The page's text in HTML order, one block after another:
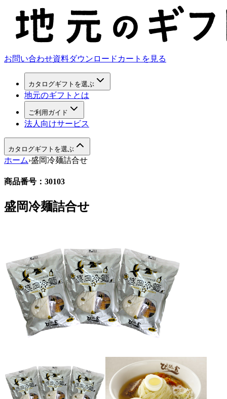
お問い合わせ資料ダウンロード カートを見る
カタログギフトを選ぶ
地元のギフトとは
ご利用ガイド
法人向けサービス
カタログギフトを選ぶ
ホーム›盛岡冷麺詰合せ
商品番号： 30103
盛岡冷麺詰合せ